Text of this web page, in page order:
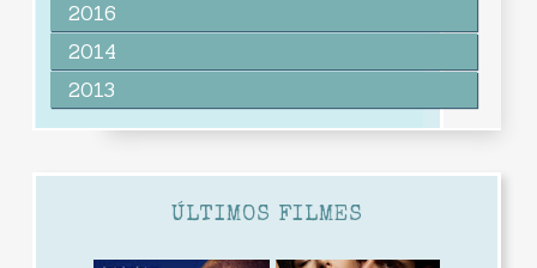
2016
2014
2013
ÚLTIMOS FILMES